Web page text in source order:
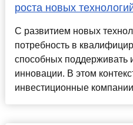
роста новых
С развитием новых
потребность в
способных поддерживать
инновации. В этом
инвестиционные компании